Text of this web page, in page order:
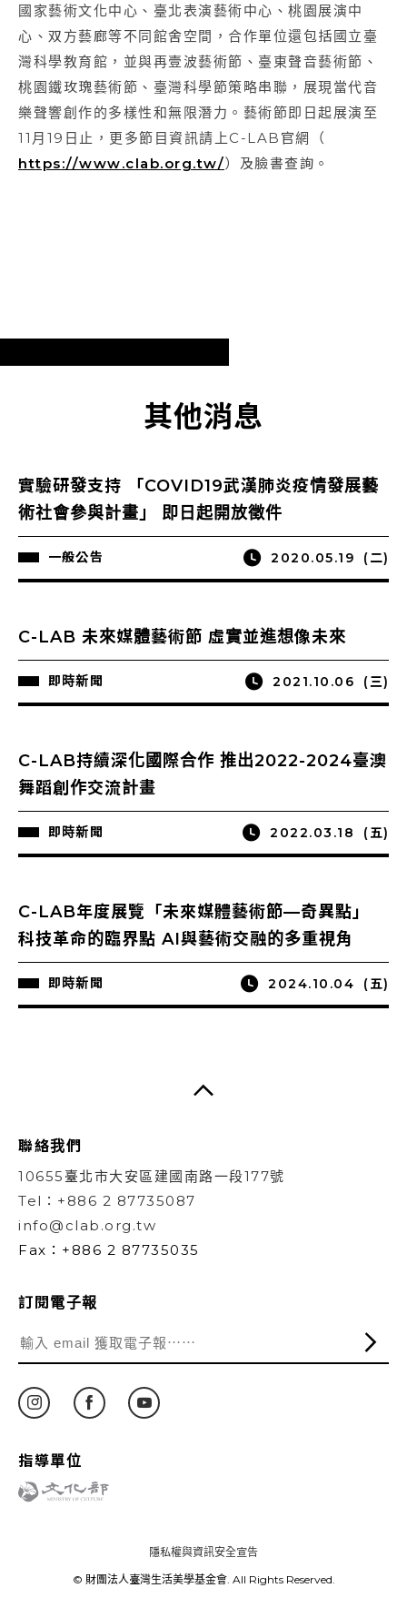
國家藝術文化中心、臺北表演藝術中心、桃園展演中
心、双方藝廊等不同館舍空間，合作單位還包括國立臺
灣科學教育館，並與再壹波藝術節、臺東聲音藝術節、
桃園鐵玫瑰藝術節、臺灣科學節策略串聯，展現當代音
樂聲響創作的多樣性和無限潛力。藝術節即日起展演至
11月19日止，更多節目資訊請上C-LAB官網（
https://www.clab.org.tw/）及臉書查詢。
其他消息
實驗研發支持 「COVID19武漢肺炎疫情發展藝
術社會參與計畫」 即日起開放徵件
一般公告 2020.05.19 (二)
C-LAB 未來媒體藝術節 虛實並進想像未來
即時新聞 2021.10.06 (三)
C-LAB持續深化國際合作 推出2022-2024臺澳
舞蹈創作交流計畫
即時新聞 2022.03.18 (五)
C-LAB年度展覽「未來媒體藝術節—奇異點」
科技革命的臨界點 AI與藝術交融的多重視角
即時新聞 2024.10.04 (五)
聯絡我們
10655臺北市大安區建國南路一段177號
Tel：+886 2 87735087
info@clab.org.tw
Fax：+886 2 87735035
訂閱電子報
指導單位
隱私權與資訊安全宣告
© 財團法人臺灣生活美學基金會. All Rights Reserved.